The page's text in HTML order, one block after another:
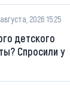
2026 15:25
детского
Спросили у